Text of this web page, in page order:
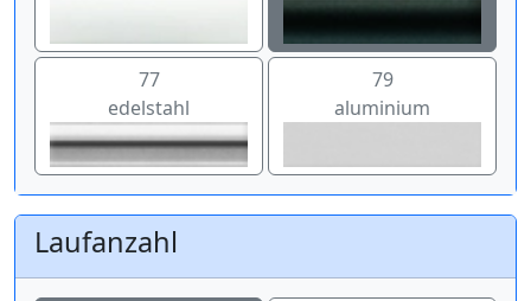
77
edelstahl
79
aluminium
Laufanzahl